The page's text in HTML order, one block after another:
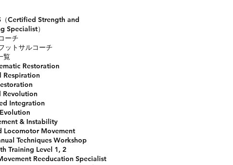
（Certified Strength and
Specialist）
ーチ
ットサルコーチ
覧
Restoration
Respiration
Revolution
Integration
& Instability
Locomotor Movement
Techniques Workshop
Training Level 1, 2
Reeducation Specialist